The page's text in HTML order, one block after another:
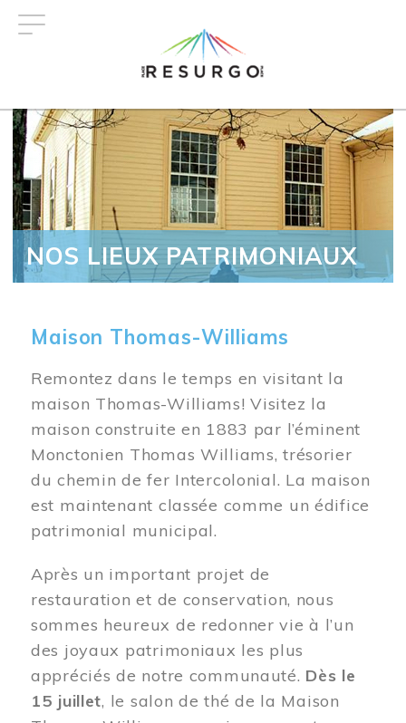
NOS LIEUX PATRIMONIAUX
Maison Thomas-Williams
Remontez dans le temps en visitant la
maison Thomas-Williams! Visitez la
maison construite en 1883 par l’éminent
Monctonien Thomas Williams, trésorier
du chemin de fer Intercolonial. La maison
est maintenant classée comme un édifice
patrimonial municipal.
Après un important projet de
restauration et de conservation, nous
sommes heureux de redonner vie à l’un
des joyaux patrimoniaux les plus
appréciés de notre communauté. Dès le
15 juillet, le salon de thé de la Maison